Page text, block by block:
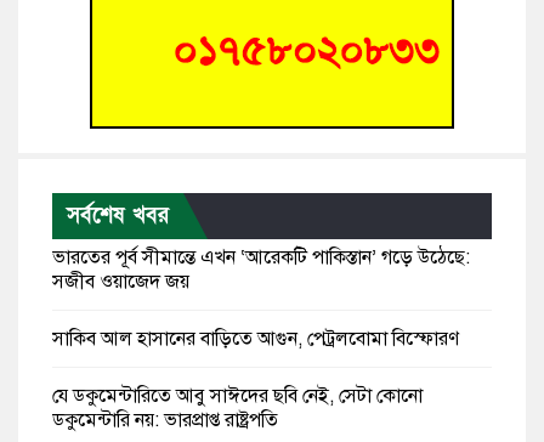
সর্বশেষ খবর
ভারতের পূর্ব সীমান্তে এখন ‘আরেকটি পাকিস্তান’ গড়ে উঠেছে:
সজীব ওয়াজেদ জয়
সাকিব আল হাসানের বাড়িতে আগুন, পেট্রলবোমা বিস্ফোরণ
যে ডকুমেন্টারিতে আবু সাঈদের ছবি নেই, সেটা কোনো
ডকুমেন্টারি নয়: ভারপ্রাপ্ত রাষ্ট্রপতি